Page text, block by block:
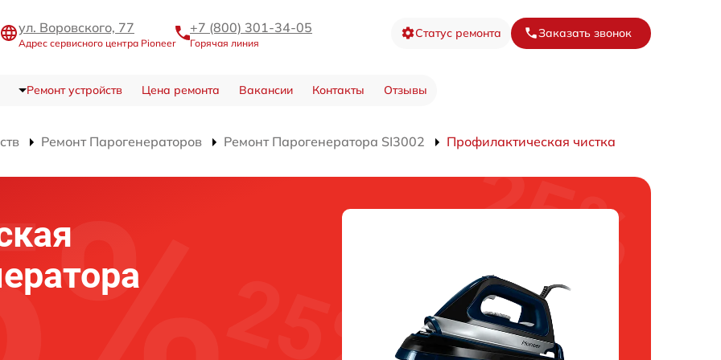
ул. Воровского, 77
Адрес сервисного центра Pioneer
+7 (800) 301-34-05
Горячая линия
Статус ремонта Заказать звонок
Ремонт устройств Цена ремонта Вакансии Контакты Отзывы
Ремонт Парогенераторов Ремонт Парогенератора SI3002 Профилактическая чистка